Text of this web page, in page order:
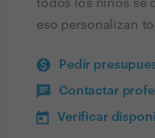
todos los niños se
eso personalizan
Pedir
Contactar
Verificar